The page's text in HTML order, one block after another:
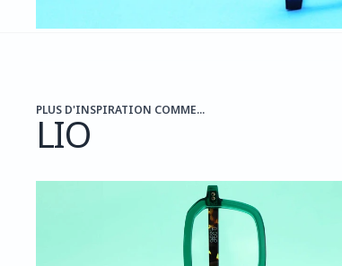
PLUS D'INSPIRATION COMME...
LIO